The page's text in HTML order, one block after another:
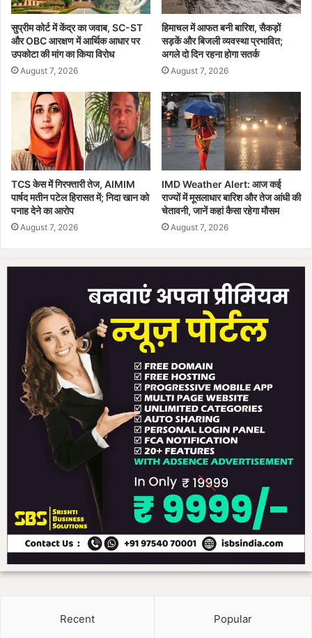
ने
जि
म्मे
दा
रों
स
ल
सुप्रीम कोर्ट में केंद्र का जवाब, SC-ST
और OBC आरक्षण में आर्थिक आधार पर
उपकोटा की मांग का किया विरोध
August 7, 2026
हिमाचल में आफत बनी बारिश, सैकड़ों
सड़कें और बिजली व्यवस्था प्रभावित;
अगले दो दिन रहना होगा सतर्क
August 7, 2026
TCS केस में गिरफ्तारी तेज, AIMIM
पार्षद मतीन पटेल हिरासत में; निदा खान को
पनाह देने का आरोप
August 7, 2026
IMD Weather Alert: आज कई
राज्यों में मूसलाधार बारिश और तेज आंधी की
चेतावनी, जानें कहां कैसा रहेगा मौसम
August 7, 2026
Recent Popular